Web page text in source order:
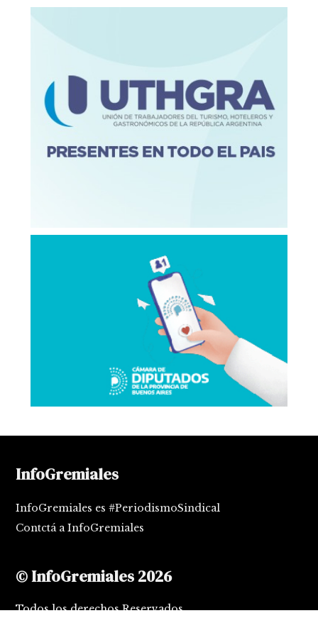
InfoGremiales
InfoGremiales es #PeriodismoSindical
Contctá a InfoGremiales
© InfoGremiales 2026
Todos los derechos Reservados